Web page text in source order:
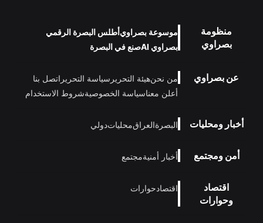
منظومة
بصراوي
موسوعة بصراوي أطلس البصرة الرقمي
بصراوي AI
صنع في البصرة
عن بصراوي من نحنهيئة التحرير سياسة التحرير اتصل بنا
أعلن معناسياسة الخصوصيةشروط الاستخدام
أخبار ومحليات البصرةالعراقمحلياتدولي
أمن ومجتمع أخبار أمنيةمجتمع
اقتصاد
وحوارات
اقتصادحوارات